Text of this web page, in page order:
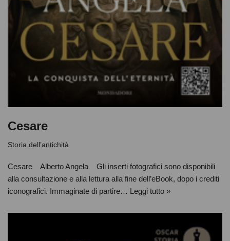
Cesare
Storia dell’antichità
Cesare Alberto Angela Gli inserti fotografici sono disponibili
alla consultazione e alla lettura alla fine dell’eBook, dopo i crediti
iconografici. Immaginate di partire… Leggi tutto »